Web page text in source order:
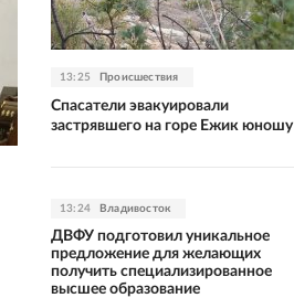
13:25 Происшествия
Спасатели эвакуировали
застрявшего на горе Ежик юношу
13:24 Владивосток
ДВФУ подготовил уникальное
предложение для желающих
получить специализированное
высшее образование